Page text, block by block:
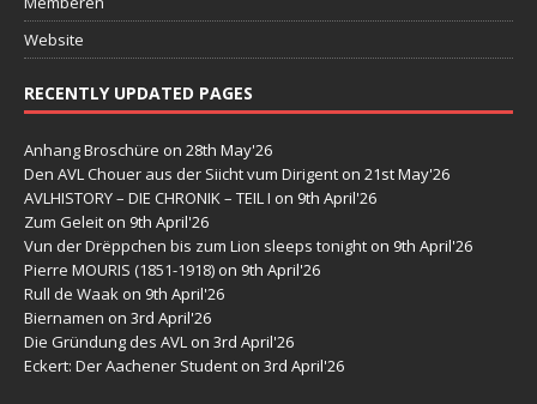
Website
RECENTLY UPDATED PAGES
Anhang Broschüre on 28th May'26
Den AVL Chouer aus der Siicht vum Dirigent on 21st May'26
AVLHISTORY – DIE CHRONIK – TEIL I on 9th April'26
Zum Geleit on 9th April'26
Vun der Drëppchen bis zum Lion sleeps tonight on 9th April'26
Pierre MOURIS (1851-1918) on 9th April'26
Rull de Waak on 9th April'26
Biernamen on 3rd April'26
Die Gründung des AVL on 3rd April'26
Eckert: Der Aachener Student on 3rd April'26